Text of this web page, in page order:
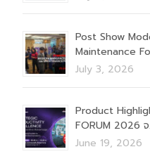
Post Show
Maintenance
July 3, 2026
Product
FORUM 2026 จ
June 19, 2026